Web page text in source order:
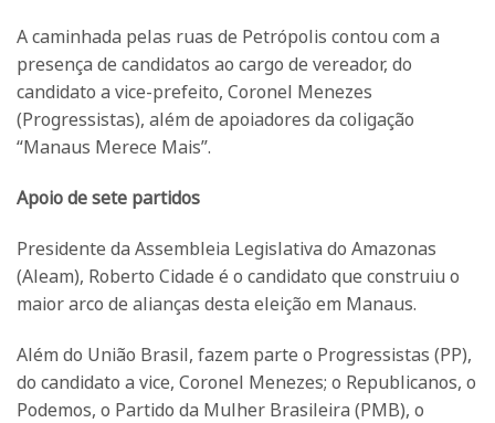
A caminhada pelas ruas de Petrópolis contou com a
presença de candidatos ao cargo de vereador, do
candidato a vice-prefeito, Coronel Menezes
(Progressistas), além de apoiadores da coligação
“Manaus Merece Mais”.
Apoio de sete partidos
Presidente da Assembleia Legislativa do Amazonas
(Aleam), Roberto Cidade é o candidato que construiu o
maior arco de alianças desta eleição em Manaus.
Além do União Brasil, fazem parte o Progressistas (PP),
do candidato a vice, Coronel Menezes; o Republicanos, o
Podemos, o Partido da Mulher Brasileira (PMB), o